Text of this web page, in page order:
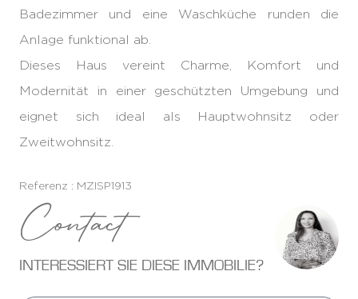
Badezimmer und eine Waschküche runden die
Anlage funktional ab.
Dieses Haus vereint Charme, Komfort und
Modernität in einer geschützten Umgebung und
eignet sich ideal als Hauptwohnsitz oder
Zweitwohnsitz.
Referenz : MZISP1913
Contact
INTERESSIERT SIE DIESE IMMOBILIE?